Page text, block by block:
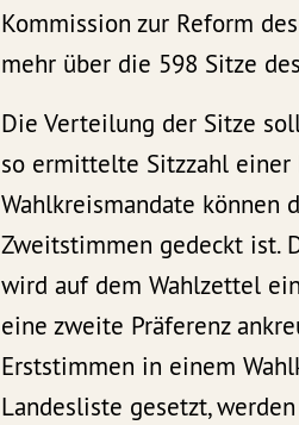
Kommission zur Reform
mehr über die 598 Sitze
Die Verteilung der Sitze
so ermittelte Sitzzahl
Wahlkreismandate können
Zweitstimmen gedeckt ist.
wird auf dem Wahlzettel
eine zweite Präferenz
Erststimmen in einem
Landesliste gesetzt,